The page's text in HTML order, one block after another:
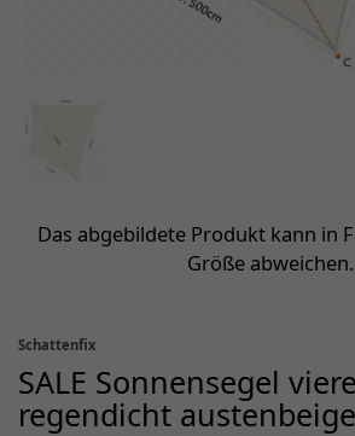
Das abgebildete Produkt kann in
Größe abweichen.
Schattenfix
SALE Sonnensegel
regendicht austenbeige